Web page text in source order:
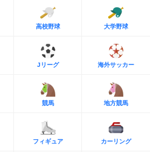
高校野球 大学野球
Jリーグ 海外サッカー
競馬 地方競馬
フィギュア カーリング